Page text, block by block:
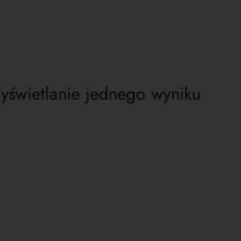
jednego wyniku